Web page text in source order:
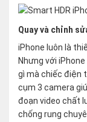
Quay và chỉnh
iPhone luôn là
Nhưng với
gì mà chiếc điện
cụm 3 camera
đoạn video chất
chống rung